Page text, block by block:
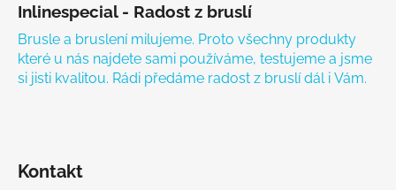
Inlinespecial - Radost z bruslí
Brusle a bruslení milujeme. Proto všechny produkty
které u nás najdete sami používáme, testujeme a jsme
si jisti kvalitou. Rádi předáme radost z bruslí dál i Vám.
Kontakt